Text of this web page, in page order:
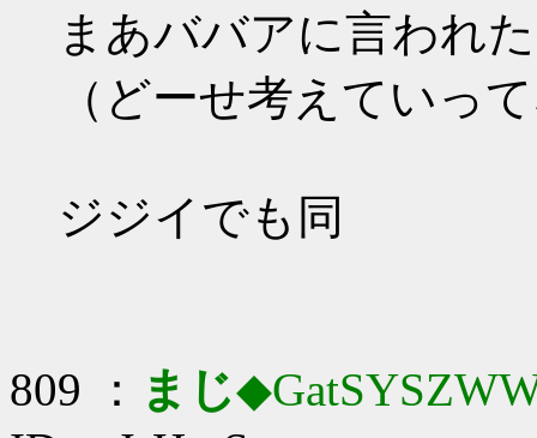
まあババアに言われ
（どーせ考えていっ
ジジイでも同
809 ： まじ